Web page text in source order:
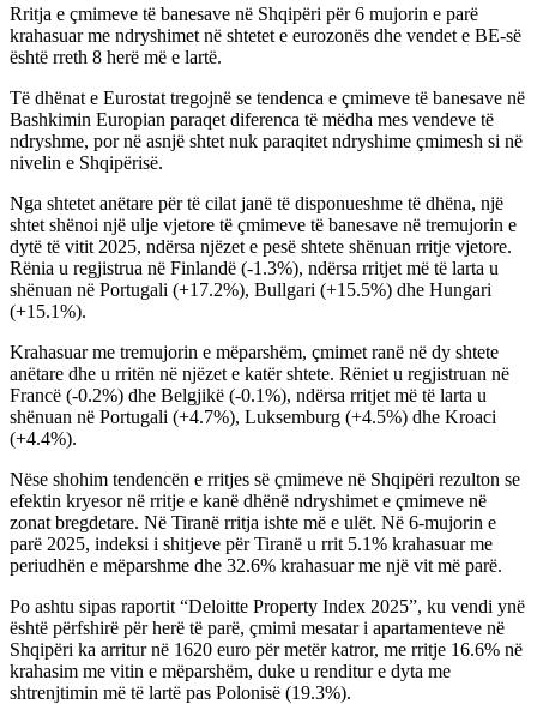
Rritja e çmimeve të banesave në Shqipëri për 6 mujorin e parë
krahasuar me ndryshimet në shtetet e eurozonës dhe vendet e BE-së
është rreth 8 herë më e lartë.
Të dhënat e Eurostat tregojnë se tendenca e çmimeve të banesave në
Bashkimin Europian paraqet diferenca të mëdha mes vendeve të
ndryshme, por në asnjë shtet nuk paraqitet ndryshime çmimesh si në
nivelin e Shqipërisë.
Nga shtetet anëtare për të cilat janë të disponueshme të dhëna, një
shtet shënoi një ulje vjetore të çmimeve të banesave në tremujorin e
dytë të vitit 2025, ndërsa njëzet e pesë shtete shënuan rritje vjetore.
Rënia u regjistrua në Finlandë (-1.3%), ndërsa rritjet më të larta u
shënuan në Portugali (+17.2%), Bullgari (+15.5%) dhe Hungari
(+15.1%).
Krahasuar me tremujorin e mëparshëm, çmimet ranë në dy shtete
anëtare dhe u rritën në njëzet e katër shtete. Rëniet u regjistruan në
Francë (-0.2%) dhe Belgjikë (-0.1%), ndërsa rritjet më të larta u
shënuan në Portugali (+4.7%), Luksemburg (+4.5%) dhe Kroaci
(+4.4%).
Nëse shohim tendencën e rritjes së çmimeve në Shqipëri rezulton se
efektin kryesor në rritje e kanë dhënë ndryshimet e çmimeve në
zonat bregdetare. Në Tiranë rritja ishte më e ulët. Në 6-mujorin e
parë 2025, indeksi i shitjeve për Tiranë u rrit 5.1% krahasuar me
periudhën e mëparshme dhe 32.6% krahasuar me një vit më parë.
Po ashtu sipas raportit “Deloitte Property Index 2025”, ku vendi ynë
është përfshirë për herë të parë, çmimi mesatar i apartamenteve në
Shqipëri ka arritur në 1620 euro për metër katror, me rritje 16.6% në
krahasim me vitin e mëparshëm, duke u renditur e dyta me
shtrenjtimin më të lartë pas Polonisë (19.3%).